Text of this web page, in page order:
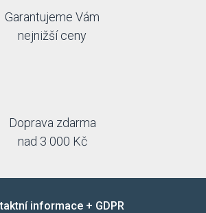
Garantujeme Vám
nejnižší ceny
Doprava zdarma
nad 3 000 Kč
informace + GDPR